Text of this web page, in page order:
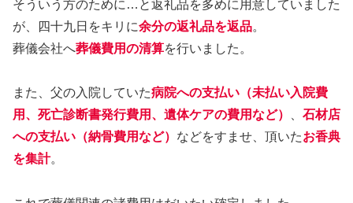
そういう方のために…と返礼品を多めに用意していました
が、四十九日をキリに余分の返礼品を返品。
葬儀会社へ葬儀費用の清算を行いました。
また、父の入院していた病院への支払い（未払い入院費
用、死亡診断書発行費用、遺体ケアの費用など）
石材店
への支払い（納骨費用など） などをすませ、頂いたお香典
を集計。